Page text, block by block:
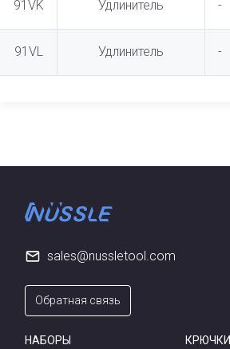
91VK Удлинитель -
91VL Удлинитель -
sales@nussletool.com
Обратная связь
НАБОРЫ КРЮЧКИ